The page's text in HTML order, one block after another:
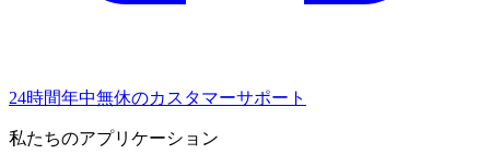
24時間年中無休のカスタマーサポート
私たちのアプリケーション